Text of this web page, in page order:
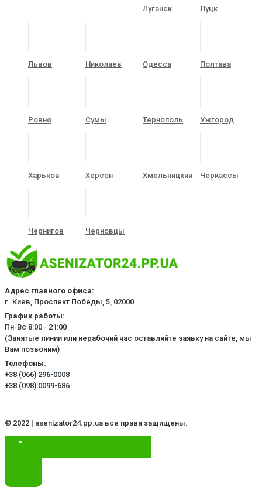
Луганск Луцк
Львов Николаев Одесса Полтава
Ровно Сумы Тернополь Ужгород
Харьков Херсон Хмельницкий Черкассы
Чернигов Черновцы
Адрес главного офиса:
г. Киев, Проспект Победы, 5, 02000
График работы:
Пн-Вс 8:00 - 21:00
(Занятые линии или нерабочий час оставляйте заявку на сайте, мы
Вам позвоним)
Телефоны:
+38 (066) 296-0008
+38 (098) 0099-686
© 2022 | asenizator24.pp.ua все права защищены.